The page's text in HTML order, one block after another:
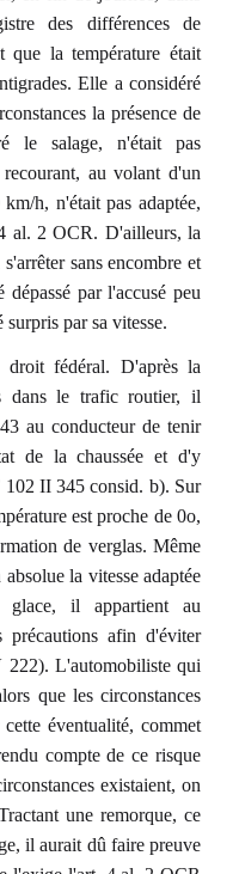
des différences de
que la température était
Elle a considéré
la présence de
le salage, n'était pas
au volant d'un
h, n'était pas adaptée,
al. 2 OCR. D'ailleurs, la
sans encombre et
par l'accusé peu
par sa vitesse.
fédéral. D'après la
dans le trafic routier, il
au conducteur de tenir
de la chaussée et d'y
102 II 345 consid. b). Sur
est proche de 0o,
de verglas. Même
la vitesse adaptée
glace, il appartient au
précautions afin d'éviter
L'automobiliste qui
que les circonstances
éventualité, commet
compte de ce risque
existaient, on
une remorque, ce
il aurait dû faire preuve